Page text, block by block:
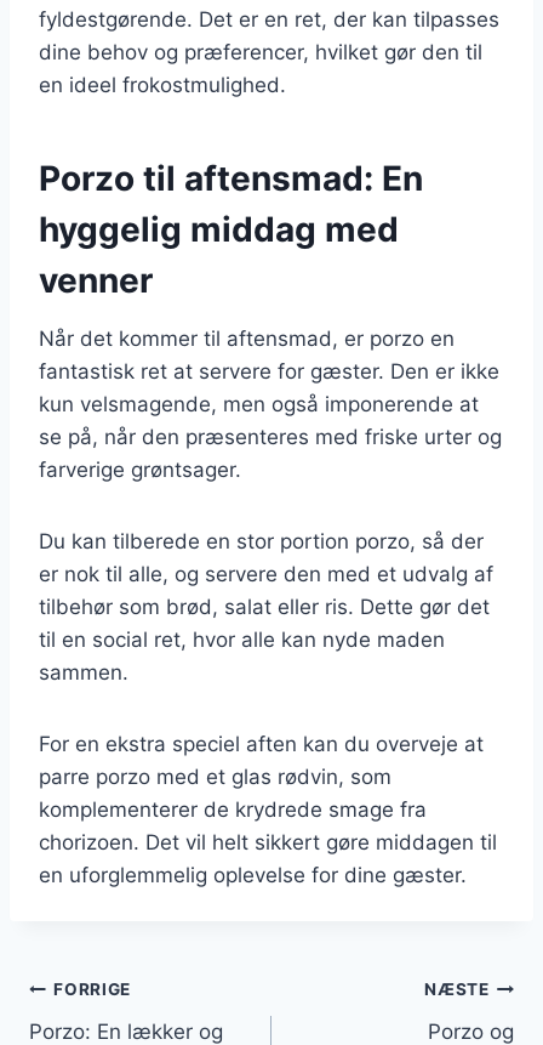
fyldestgørende. Det er en ret, der kan tilpasses
dine behov og præferencer, hvilket gør den til
en ideel frokostmulighed.
Porzo til aftensmad: En
hyggelig middag med
venner
Når det kommer til aftensmad, er porzo en
fantastisk ret at servere for gæster. Den er ikke
kun velsmagende, men også imponerende at
se på, når den præsenteres med friske urter og
farverige grøntsager.
Du kan tilberede en stor portion porzo, så der
er nok til alle, og servere den med et udvalg af
tilbehør som brød, salat eller ris. Dette gør det
til en social ret, hvor alle kan nyde maden
sammen.
For en ekstra speciel aften kan du overveje at
parre porzo med et glas rødvin, som
komplementerer de krydrede smage fra
chorizoen. Det vil helt sikkert gøre middagen til
en uforglemmelig oplevelse for dine gæster.
Indlægsnavigation
FORRIGE
Porzo: En lækker og
NÆSTE
Porzo og